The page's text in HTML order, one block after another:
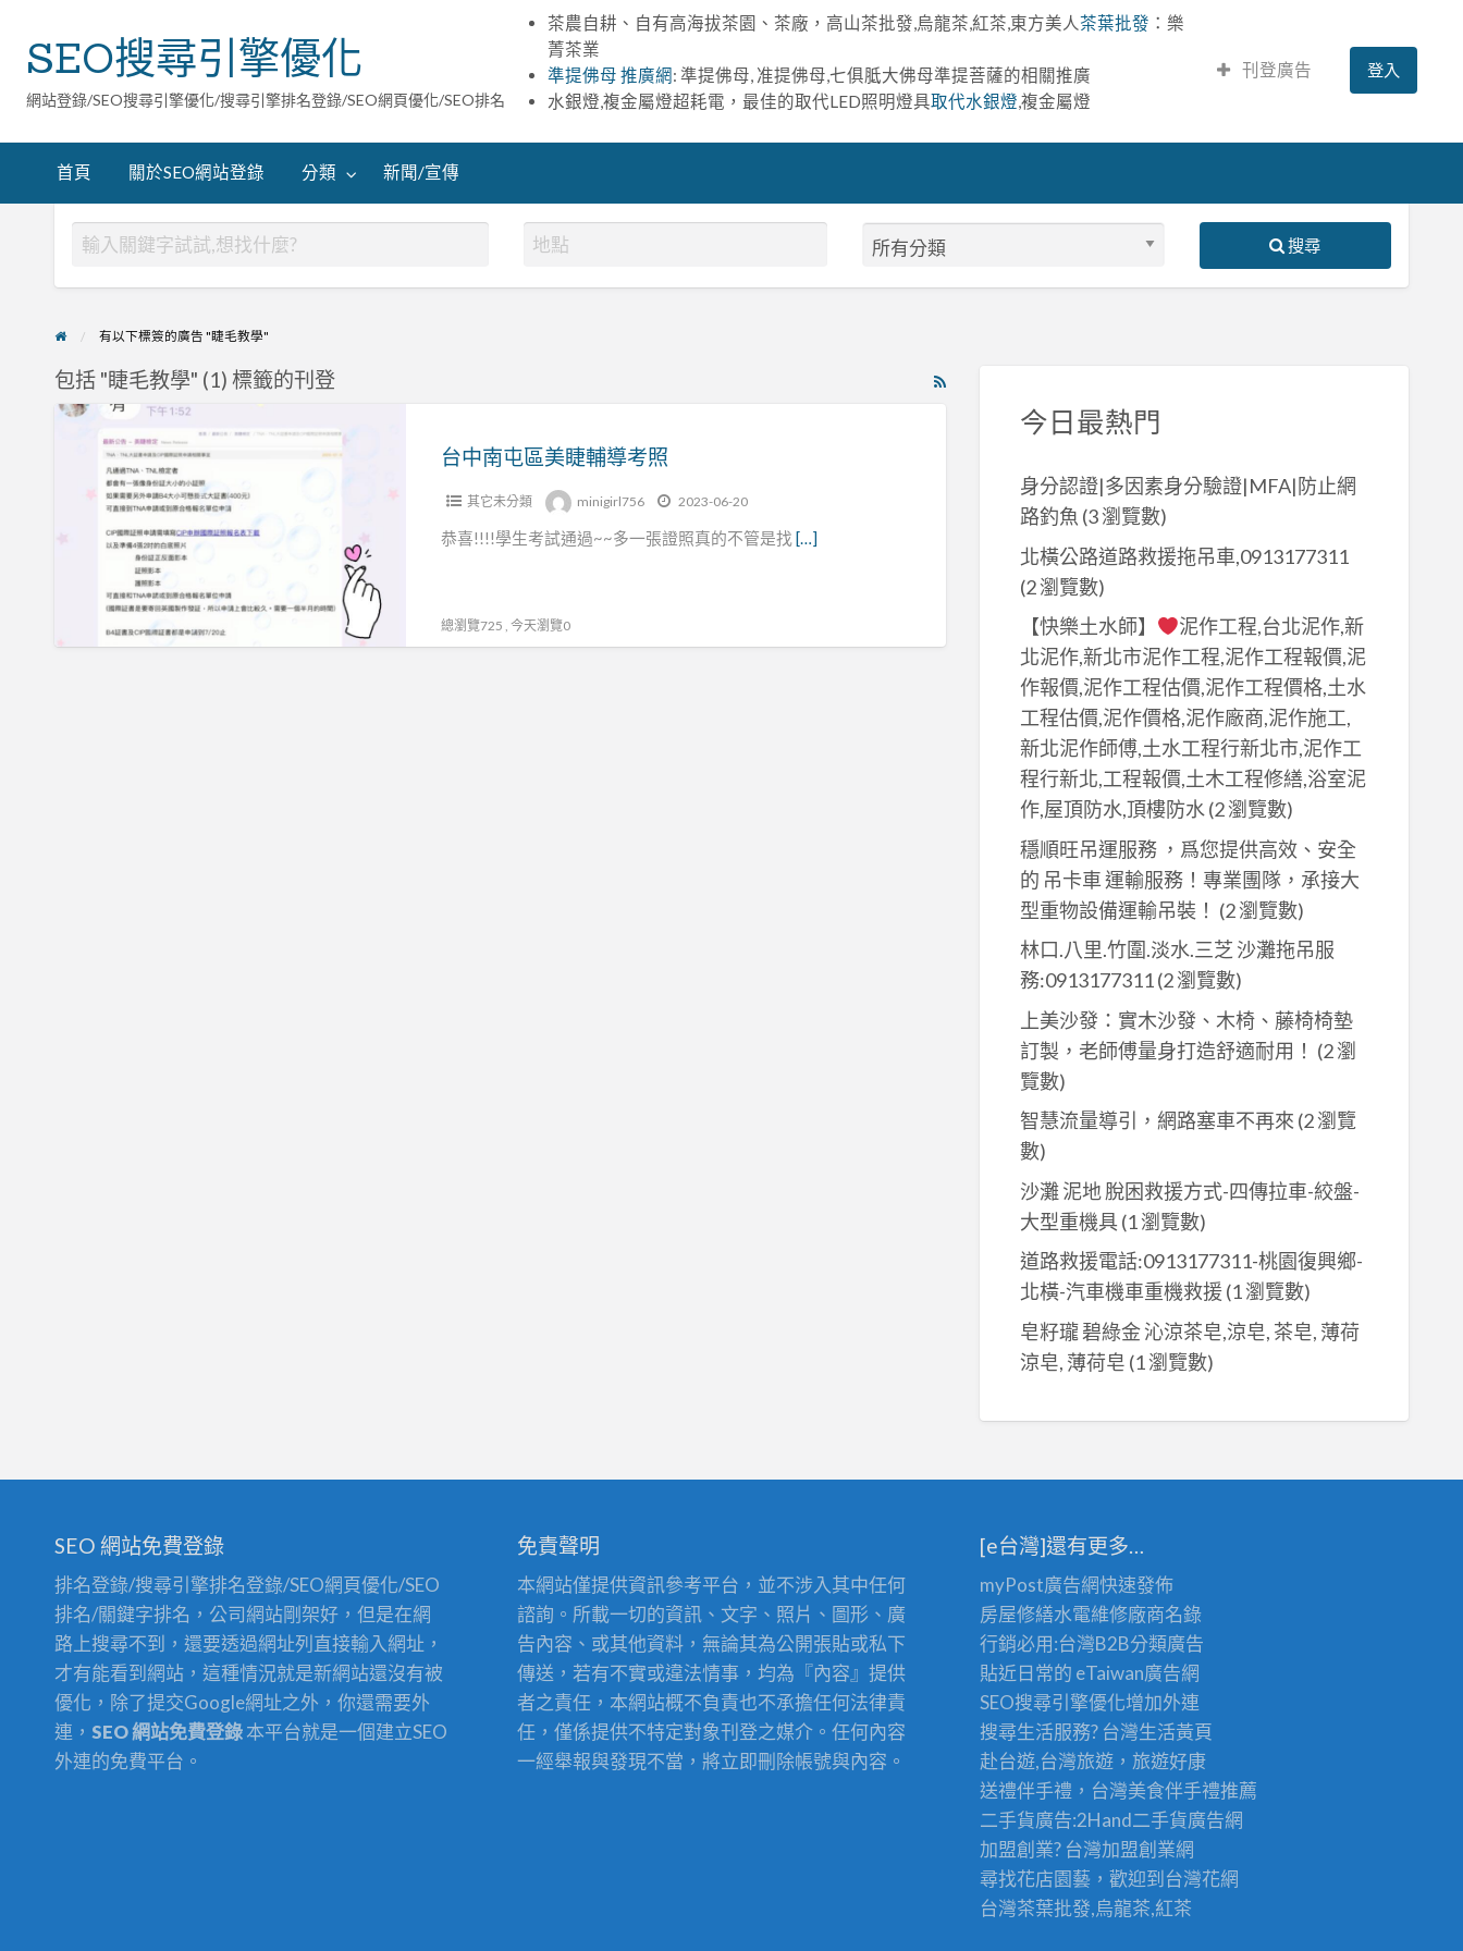
SEO搜尋引擎優化
網站登錄/SEO搜尋引擎優化/搜尋引擎排名登錄/SEO網頁優化/SEO排名
茶農自耕、自有高海拔茶園、茶廠，高山茶批發,烏龍茶,紅茶,東方美人 茶葉批發 ：樂
菁茶業
準提佛母 推廣網: 準提佛母, 准提佛母,七俱胝大佛母準提菩薩的相關推廣
水銀燈,複金屬燈超耗電，最佳的取代LED照明燈具取代水銀燈 ,複金屬燈
刊登廣告 登入
首頁 關於SEO網站登錄 分類 新聞/宣傳
搜尋
有以下標簽的廣告 "睫毛教學"
RSS
包括 "睫毛教學" (1) 標籤的刊登
台
導
台中南屯區美睫輔導考照
其它未分類 minigirl756 2023-06-20
恭喜!!!!學生考試通過~~多一張證照真的不管是找[…]
總瀏覽725 , 今天瀏覽0
今日最熱門
身分認證|多因素身分驗證|MFA|防止網
路釣魚 (3 瀏覽數)
北橫公路道路救援拖吊車,0913177311
(2 瀏覽數)
【快樂土水師】
泥作工程,台北泥作,新
北泥作,新北市泥作工程,泥作工程報價,泥
作報價,泥作工程估價,泥作工程價格,土水
工程估價,泥作價格,泥作廠商,泥作施工,
新北泥作師傅,土水工程行新北市,泥作工
程行新北,工程報價,土木工程修繕,浴室泥
作,屋頂防水,頂樓防水(2 瀏覽數)
穩順旺吊運服務 ，爲您提供高效、安全
的 吊卡車 運輸服務！專業團隊，承接大
型重物設備運輸吊裝！ (2 瀏覽數)
林口.八里.竹圍.淡水.三芝 沙灘拖吊服
務:0913177311(2 瀏覽數)
上美沙發：實木沙發、木椅、藤椅椅墊
訂製，老師傅量身打造舒適耐用！ (2 瀏
覽數)
智慧流量導引，網路塞車不再來 (2 瀏覽
數)
沙灘 泥地 脫困救援方式-四傳拉車-絞盤-
大型重機具(1 瀏覽數)
道路救援電話:0913177311-桃園復興鄉-
北橫-汽車機車重機救援(1 瀏覽數)
皂籽瓏 碧綠金 沁涼茶皂,涼皂, 茶皂, 薄荷
涼皂, 薄荷皂 (1 瀏覽數)
SEO 網站免費登錄
排名登錄/搜尋引擎排名登錄/SEO網頁優化/SEO
排名/關鍵字排名，公司網站剛架好，但是在網
路上搜尋不到，還要透過網址列直接輸入網址，
才有能看到網站，這種情況就是新網站還沒有被
優化，除了提交Google網址之外，你還需要外
連，SEO 網站免費登錄本平台就是一個建立SEO
外連的免費平台。
免責聲明
本網站僅提供資訊參考平台，並不涉入其中任何
諮詢。所載一切的資訊、文字、照片、圖形、廣
告內容、或其他資料，無論其為公開張貼或私下
傳送，若有不實或違法情事，均為『內容』提供
者之責任，本網站概不負責也不承擔任何法律責
任，僅係提供不特定對象刊登之媒介。任何內容
一經舉報與發現不當，將立即刪除帳號與內容。
[e台灣]還有更多…
myPost廣告網快速發佈
房屋修繕水電維修廠商名錄
行銷必用:台灣B2B分類廣告
貼近日常的 eTaiwan廣告網
SEO搜尋引擎優化增加外連
搜尋生活服務? 台灣生活黃頁
赴台遊,台灣旅遊 ，旅遊好康
送禮伴手禮，台灣美食伴手禮推薦
二手貨廣告:2Hand二手貨廣告網
加盟創業? 台灣加盟創業網
尋找花店園藝，歡迎到台灣花網
台灣茶葉批發,烏龍茶,紅茶